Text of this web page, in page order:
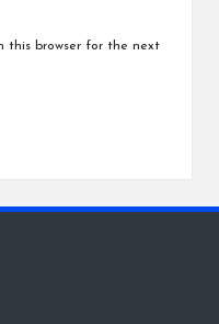
this browser for the next